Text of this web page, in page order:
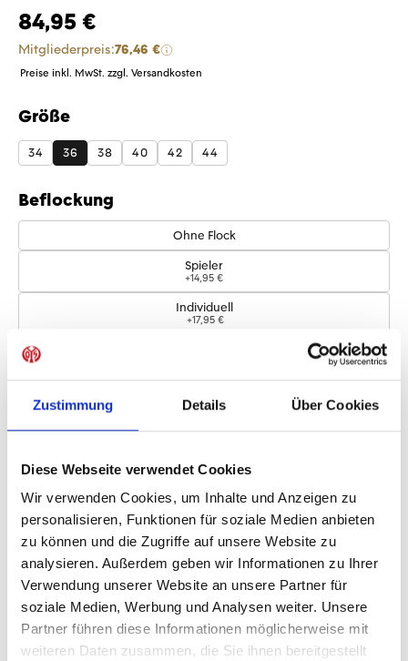
Zustimmung Details Über Cookies
Diese Webseite verwendet Cookies
Wir verwenden Cookies, um Inhalte und Anzeigen zu
personalisieren, Funktionen für soziale Medien anbieten
zu können und die Zugriffe auf unsere Website zu
analysieren. Außerdem geben wir Informationen zu Ihrer
Verwendung unserer Website an unsere Partner für
soziale Medien, Werbung und Analysen weiter. Unsere
Partner führen diese Informationen möglicherweise mit
weiteren Daten zusammen, die Sie ihnen bereitgestellt
84,95 €
Mitgliederpreis:76,46 €
Preise inkl. MwSt. zzgl. Versandkosten
Größe
auswählen
34 36 38 40 42 44
Beflockung
Ohne Flock
Spieler
+14,95 €
Individuell
+17,95 €
Logos
Bundesliga-Logo
+4,95 €
IN DEN WARENKORB